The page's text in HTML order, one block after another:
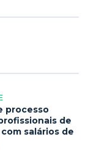
processo
de
salários de